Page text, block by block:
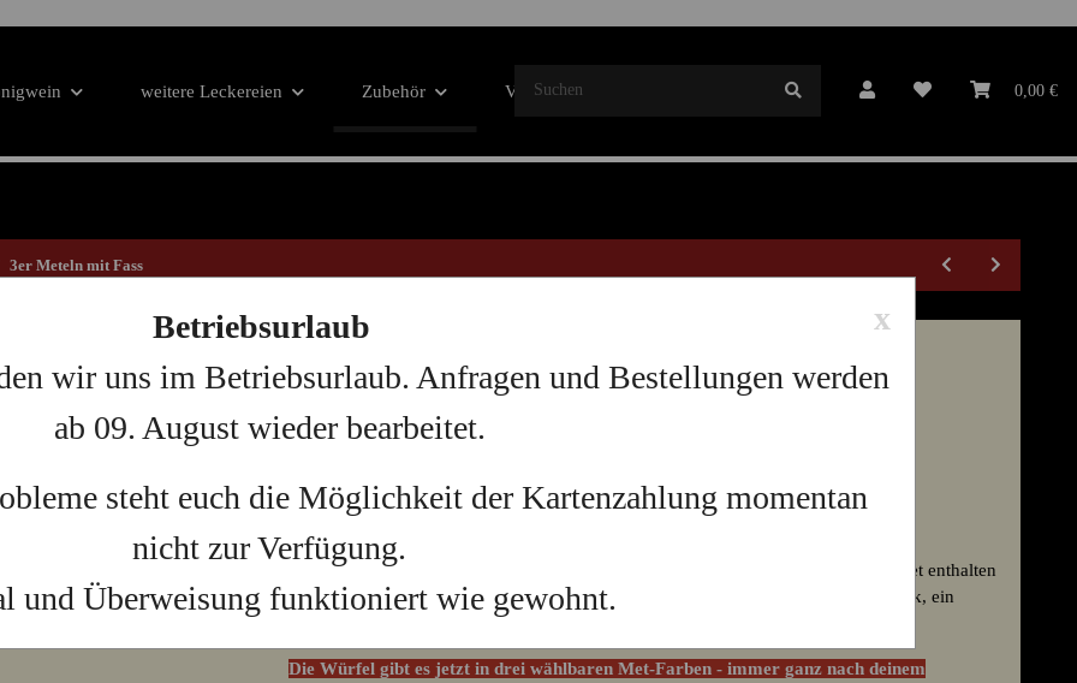
0,00 €
weitere Leckereien Zubehör VIP-Mitgliedschaft
3er Meteln mit Fass
3er Meteln mit Fass
Unser beliebtes "Meteln"-Würfelspiel mit dem kultigen Würfel-Fass aus Holz. Im Set enthalten
ist alles was du zum Meteln brauchst: Das Würfelfass, eine Kurzanleitung, ein Block, ein
Bleistift und drei einzigartige D12-Würfel mit Met-Motiven.
Die Würfel gibt es jetzt in drei wählbaren Met-Farben - immer ganz nach deinem
x
Betriebsurlaub
wir uns im Betriebsurlaub. Anfragen und Bestellungen werden
ab 09. August wieder bearbeitet.
steht euch die Möglichkeit der Kartenzahlung momentan
nicht zur Verfügung.
und Überweisung funktioniert wie gewohnt.